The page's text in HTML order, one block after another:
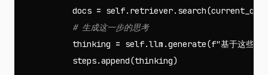
docs = self. retriever. search(
thinking = self.llm .generate(f"基于这些信
steps.append(thinking)